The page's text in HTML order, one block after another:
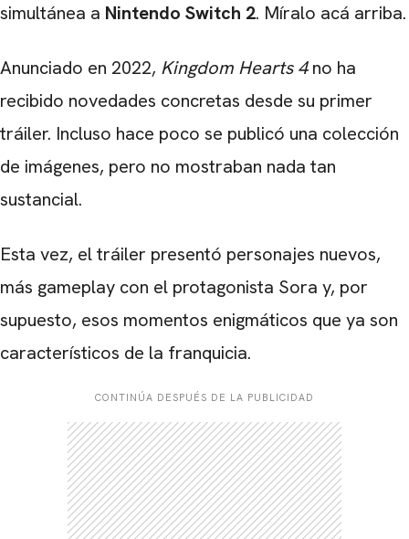
simultánea a Nintendo Switch 2. Míralo acá arriba.
Anunciado en 2022, Kingdom Hearts 4no ha
recibido novedades concretas desde su primer
tráiler. Incluso hace poco se publicó una colección
de imágenes, pero no mostraban nada tan
sustancial.
Esta vez, el tráiler presentó personajes nuevos,
más gameplay con el protagonista Sora y, por
supuesto, esos momentos enigmáticos que ya son
característicos de la franquicia.
CONTINÚA DESPUÉS DE LA PUBLICIDAD